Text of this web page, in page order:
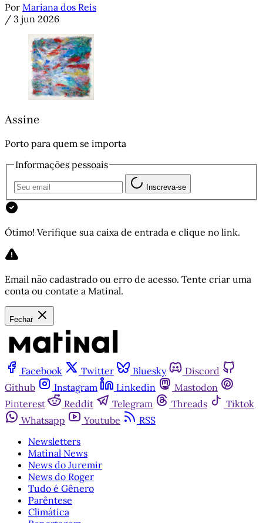
Por Mariana dos Reis
/ 3 jun 2026
Assine
Porto para quem se importa
Informações pessoais
Inscreva-se
Ótimo! Verifique sua caixa de entrada e clique no link.
Email não cadastrado ou erro de acesso. Tente criar uma
conta ou contate a Matinal.
Fechar
Facebook Twitter Bluesky
Discord
Github
Instagram Linkedin
Mastodon
Pinterest
Reddit Telegram Threads
Tiktok
Whatsapp
Youtube
RSS
Newsletters
Matinal News
News do Juremir
News do Roger
Tudo é Gênero
Parêntese
Climática